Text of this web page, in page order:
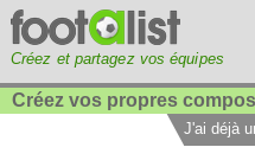
Créez et partagez vos équipes
Créez vos propres
J'ai déjà